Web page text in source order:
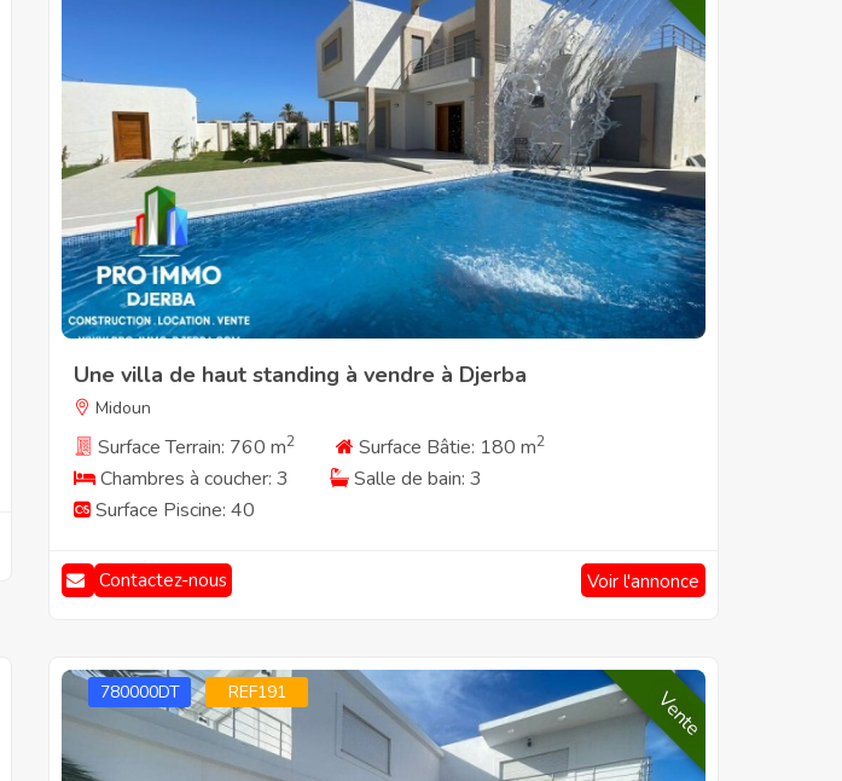
Une villa de haut standing à vendre à Djerba
Midoun
Surface Terrain: 760 m2 Surface Bâtie: 180 m2
Chambres à coucher: 3
Salle de bain: 3
Surface Piscine: 40
Contactez-nous Voir l'annonce
780000DT REF191 Vente